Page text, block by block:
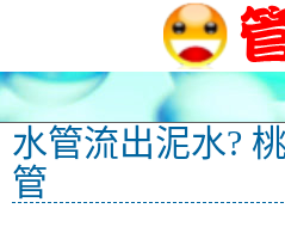
水管流出泥水?
管